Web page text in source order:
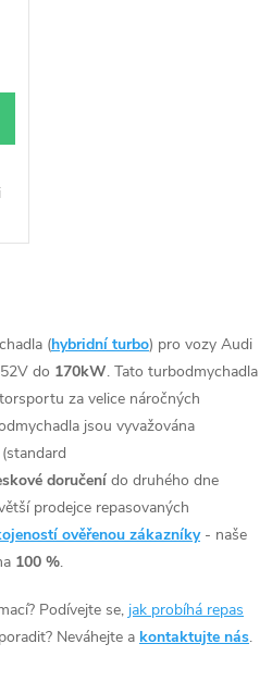
(hybridní turbo) pro vozy Audi
do 170kW. Tato turbodmychadla
za velice náročných
jsou vyvažována
doručení do druhého dne
prodejce repasovaných
ověřenou zákazníky - naše
100 %.
Podívejte se, jak probíhá repas
Neváhejte a kontaktujte nás.